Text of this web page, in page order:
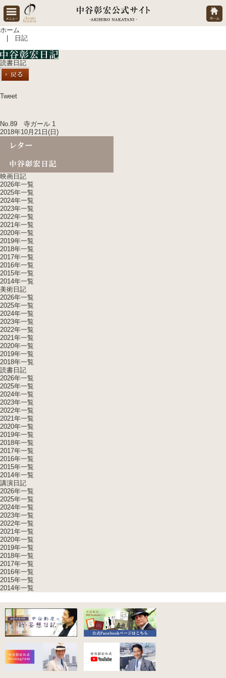
ホーム
| 日記
読書日記
Tweet
No.89 寺ガール 1
2018年10月21日(日)
映画日記
2026年一覧
2025年一覧
2024年一覧
2023年一覧
2022年一覧
2021年一覧
2020年一覧
2019年一覧
2018年一覧
2017年一覧
2016年一覧
2015年一覧
2014年一覧
美術日記
2026年一覧
2025年一覧
2024年一覧
2023年一覧
2022年一覧
2021年一覧
2020年一覧
2019年一覧
2018年一覧
読書日記
2026年一覧
2025年一覧
2024年一覧
2023年一覧
2022年一覧
2021年一覧
2020年一覧
2019年一覧
2018年一覧
2017年一覧
2016年一覧
2015年一覧
2014年一覧
講演日記
2026年一覧
2025年一覧
2024年一覧
2023年一覧
2022年一覧
2021年一覧
2020年一覧
2019年一覧
2018年一覧
2017年一覧
2016年一覧
2015年一覧
2014年一覧